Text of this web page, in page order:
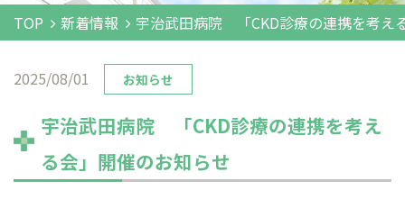
TOP 新着情報 宇治武田病院 「CKD診療の連携を考え
2025/08/01 お知らせ
宇治武田病院 「CKD診療の連携を考え
る会」開催のお知らせ